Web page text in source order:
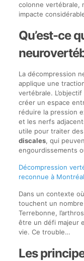
colonne vertébrale,
impacte
Qu’est-ce
La décompression
applique une
vertébrale.
créer un espace
réduire la pression
et les nerfs
utile pour traiter
discales, qui
engourdissements
Décompression
reconnue à Montréal
Dans un contexte
touchent un
Terrebonne,
être un défi majeur
vie. Ce trouble…
Les